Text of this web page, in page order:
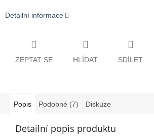
Detailní informace
ZEPTAT SE HLÍDAT SDÍLET
Popis Podobné (7) Diskuze
Detailní popis produktu